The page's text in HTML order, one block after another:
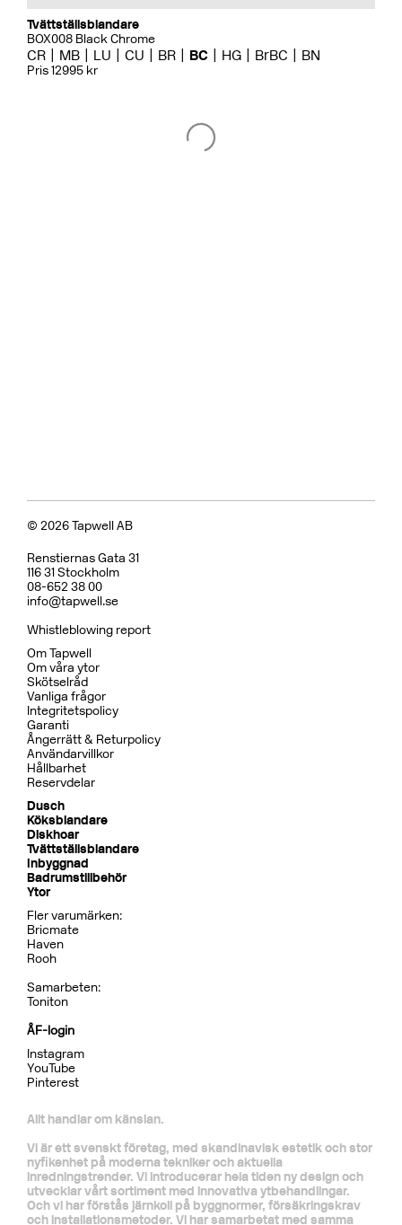
Tvättställsblandare
BOX008 Black Chrome
CR MB LU CU BR BC HG BrBC BN
Pris 12995 kr
Koppar
BOX7200 ED2 Black Chrome
CR MB
Pris 29995 kr
Dusch
BOX7268 ED2 Black Chrome
CR MB